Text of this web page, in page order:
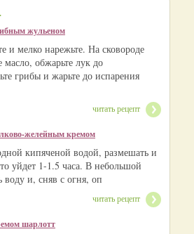
жульеном
и мелко нарежьте. На сковороде
масло, обжарьте лук до
грибы и жарьте до испарения
читать рецепт
желейным кремом
кипяченой водой, размешать и
уйдет 1-1.5 часа. В небольшой
воду и, сняв с огня, оп
читать рецепт
шарлотт